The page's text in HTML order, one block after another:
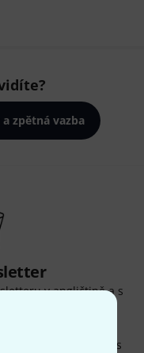
zpětná vazba
v angličtině a s
Thomann Insights